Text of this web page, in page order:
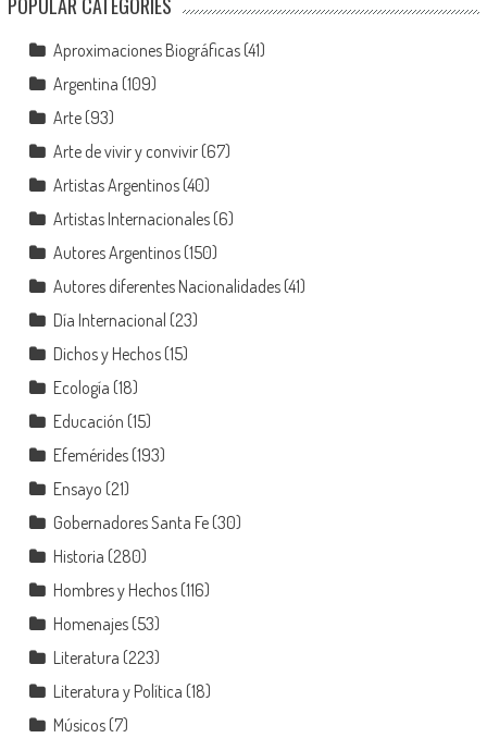
POPULAR CATEGORIES
Aproximaciones Biográficas(41)
Argentina (109)
Arte(93)
Arte de vivir y convivir(67)
Artistas Argentinos(40)
Artistas Internacionales(6)
Autores Argentinos(150)
Autores diferentes Nacionalidades(41)
Día Internacional (23)
Dichos y Hechos(15)
Ecología (18)
Educación (15)
Efemérides(193)
Ensayo (21)
Gobernadores Santa Fe(30)
Historia (280)
Hombres y Hechos(116)
Homenajes(53)
Literatura (223)
Literatura y Política (18)
Músicos(7)